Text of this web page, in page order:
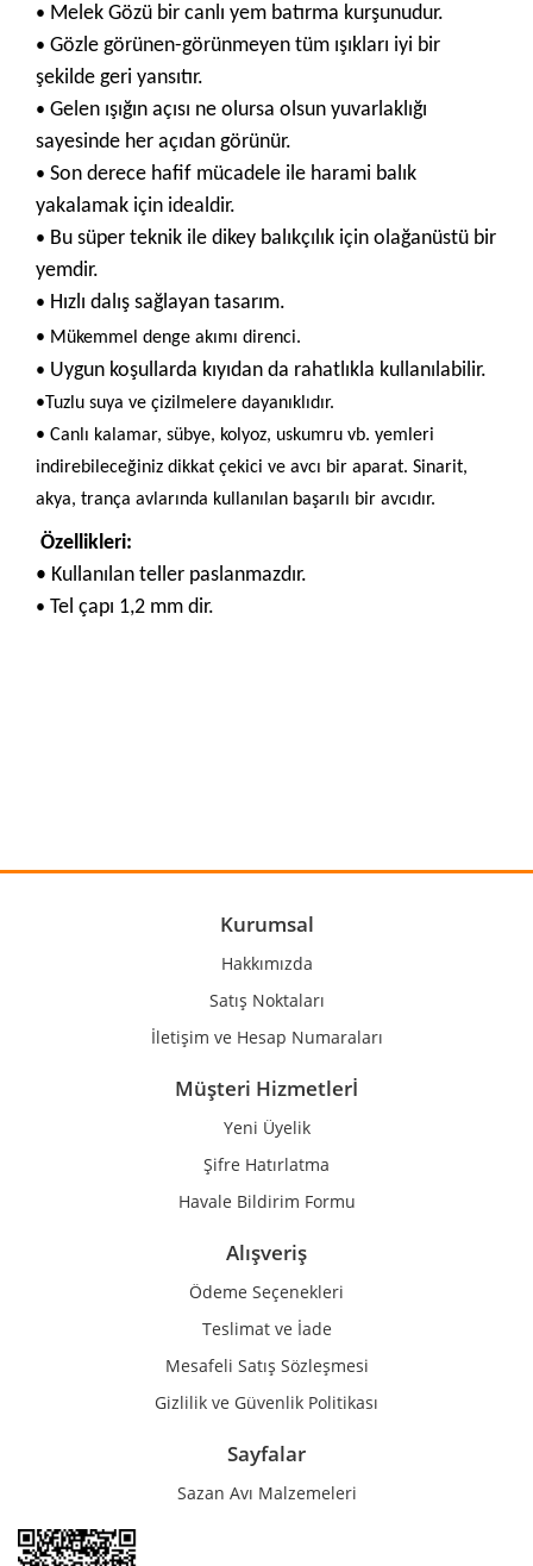
• Melek Gözü bir canlı yem batırma kurşunudur.
• Gözle görünen-görünmeyen tüm ışıkları iyi bir
şekilde geri yansıtır.
• Gelen ışığın açısı ne olursa olsun yuvarlaklığı
sayesinde her açıdan görünür.
• Son derece hafif mücadele ile harami balık
yakalamak için idealdir.
• Bu süper teknik ile dikey balıkçılık için olağanüstü bir
yemdir.
• Hızlı dalış sağlayan tasarım.
• Mükemmel denge akımı direnci.
• Uygun koşullarda kıyıdan da rahatlıkla kullanılabilir.
•Tuzlu suya ve çizilmelere dayanıklıdır.
• Canlı kalamar, sübye, kolyoz, uskumru vb. yemleri
indirebileceğiniz dikkat çekici ve avcı bir aparat. Sinarit,
akya, trança avlarında kullanılan başarılı bir avcıdır.
Özellikleri:
• Kullanılan teller paslanmazdır.
• Tel çapı 1,2 mm dir.
Ürün açıklamasında eksik bilgiler bulunuyor.
Ürün bilgilerinde hatalar bulunuyor.
Gönder
Kurumsal
Hakkımızda
Satış Noktaları
İletişim ve Hesap Numaraları
Müşteri Hizmetlerİ
Yeni Üyelik
Şifre Hatırlatma
Havale Bildirim Formu
Alışveriş
Ödeme Seçenekleri
Teslimat ve İade
Mesafeli Satış Sözleşmesi
Gizlilik ve Güvenlik Politikası
Sayfalar
Sazan Avı Malzemeleri